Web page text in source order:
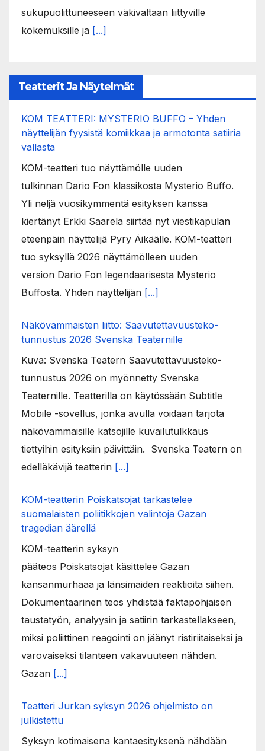
sukupuolittuneeseen väkivaltaan liittyville
kokemuksille ja [...]
Teatterit Ja Näytelmät
KOM TEATTERI: MYSTERIO BUFFO – Yhden
näyttelijän fyysistä komiikkaa ja armotonta satiiria
vallasta
KOM-teatteri tuo näyttämölle uuden
tulkinnan Dario Fon klassikosta Mysterio Buffo.
Yli neljä vuosikymmentä esityksen kanssa
kiertänyt Erkki Saarela siirtää nyt viestikapulan
eteenpäin näyttelijä Pyry Äikäälle. KOM-teatteri
tuo syksyllä 2026 näyttämölleen uuden
version Dario Fon legendaarisesta Mysterio
Buffosta. Yhden näyttelijän [...]
Näkövammaisten liitto: Saavutettavuusteko-
tunnustus 2026 Svenska Teaternille
Kuva: Svenska Teatern Saavutettavuusteko-
tunnustus 2026 on myönnetty Svenska
Teaternille. Teatterilla on käytössään Subtitle
Mobile -sovellus, jonka avulla voidaan tarjota
näkövammaisille katsojille kuvailutulkkaus
tiettyihin esityksiin päivittäin. Svenska Teatern on
edelläkävijä teatterin [...]
KOM-teatterin Poiskatsojat tarkastelee
suomalaisten poliitikkojen valintoja Gazan
tragedian äärellä
KOM-teatterin syksyn
pääteos Poiskatsojat käsittelee Gazan
kansanmurhaaa ja länsimaiden reaktioita siihen.
Dokumentaarinen teos yhdistää faktapohjaisen
taustatyön, analyysin ja satiirin tarkastellakseen,
miksi poliittinen reagointi on jäänyt ristiriitaiseksi ja
varovaiseksi tilanteen vakavuuteen nähden.
Gazan [...]
Teatteri Jurkan syksyn 2026 ohjelmisto on
julkistettu
Syksyn kotimaisena kantaesityksenä nähdään